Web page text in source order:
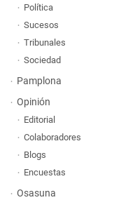
Política
Sucesos
Tribunales
Sociedad
Pamplona
Opinión
Editorial
Colaboradores
Blogs
Encuestas
Osasuna